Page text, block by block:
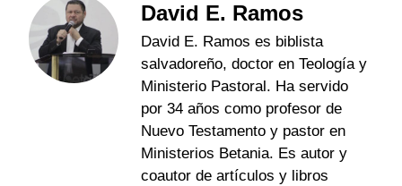
David E. Ramos
David E. Ramos es biblista
salvadoreño, doctor en Teología y
Ministerio Pastoral. Ha servido
por 34 años como profesor de
Nuevo Testamento y pastor en
Ministerios Betania. Es autor y
coautor de artículos y libros